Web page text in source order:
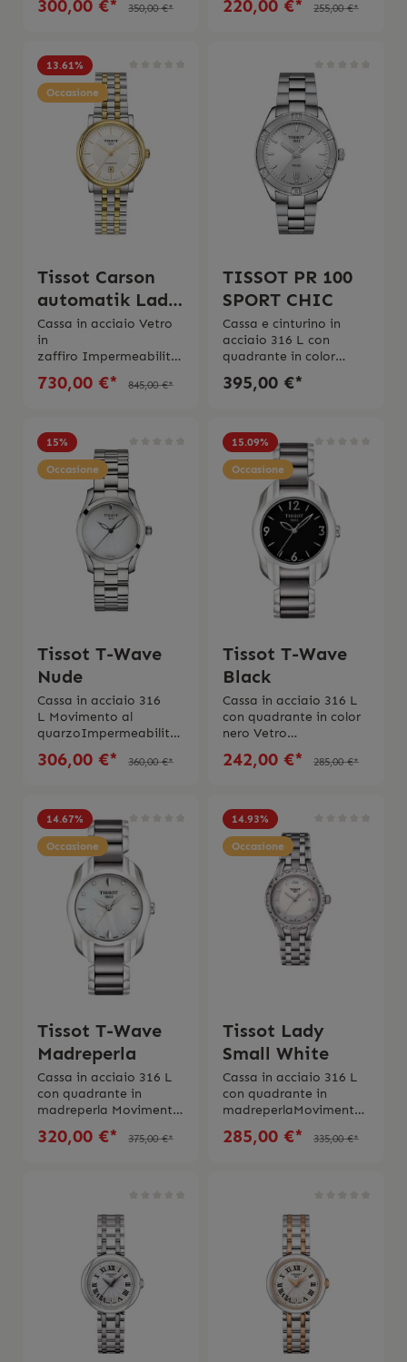
quarzoVetro
anni
300,00 €* 350,00 €*
ZaffiroTipologia di
quarzo calibro
803.112Swiss made 2
garanzia Scatola e
l’istruzione d’uso
originale incluse
220,00 €* 255,00 €*
13.61%
Occasione
Tissot Carson
automatik Lady
Bicolor
Cassa in acciaio Vetro
in
zaffiro Impermeabilitá
di 5 Bar (50 metri/165
piedi) Cinturino in
pulsantiGaranzia di 2
anniSwiss Made
730,00 €* 845,00 €*
TISSOT PR 100
SPORT CHIC
Cassa e cinturino in
acciaio 316 L con
quadrante in color
argentoMovimento al
Quarzo
metri/330piedi)Vetro
zaffiro
antigraffio Fibbia con
chiusura a farfalla con
pulsantiSwiss
Made L'orologio viene
spedito con la scatola
originale, libretto
d'istruzioni e 2 anni di
garanzia
395,00 €*
15%
Occasione
Tissot T-Wave
Nude
Cassa in acciaio 316
L Movimento al
quarzoImpermeabilità
fino a 3 bar (30
metri)Fibbia con
antigraffio Swiss Made
306,00 €* 360,00 €*
15.09%
Occasione
Tissot T-Wave
Black
Cassa in acciaio 316 L
con quadrante in color
nero Vetro
zaffiroImpermeabilità
fino a 3 bar (30
pulsantiSwiss Made2
anni di garanzia
242,00 €* 285,00 €*
14.67%
Occasione
Tissot T-Wave
Madreperla
Cassa in acciaio 316 L
con quadrante in
madreperla Movimento
al quarzoVetro in
zaffiro
pulsantiSwiss Made2
anni di garanzia
320,00 €* 375,00 €*
14.93%
Occasione
Tissot Lady
Small White
Cassa in acciaio 316 L
con quadrante in
madreperlaMovimento
al quarzo Chiusura a
farfalla con
Made 2 anni di
285,00 €* 335,00 €*